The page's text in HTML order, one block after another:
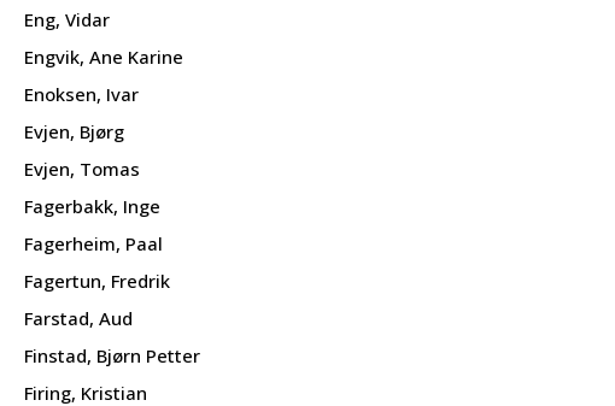
Eng, Vidar
Engvik, Ane Karine
Enoksen, Ivar
Evjen, Bjørg
Evjen, Tomas
Fagerbakk, Inge
Fagerheim, Paal
Fagertun, Fredrik
Farstad, Aud
Finstad, Bjørn Petter
Firing, Kristian